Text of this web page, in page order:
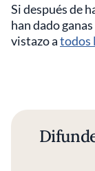
Si después de
han dado
vistazo atodos